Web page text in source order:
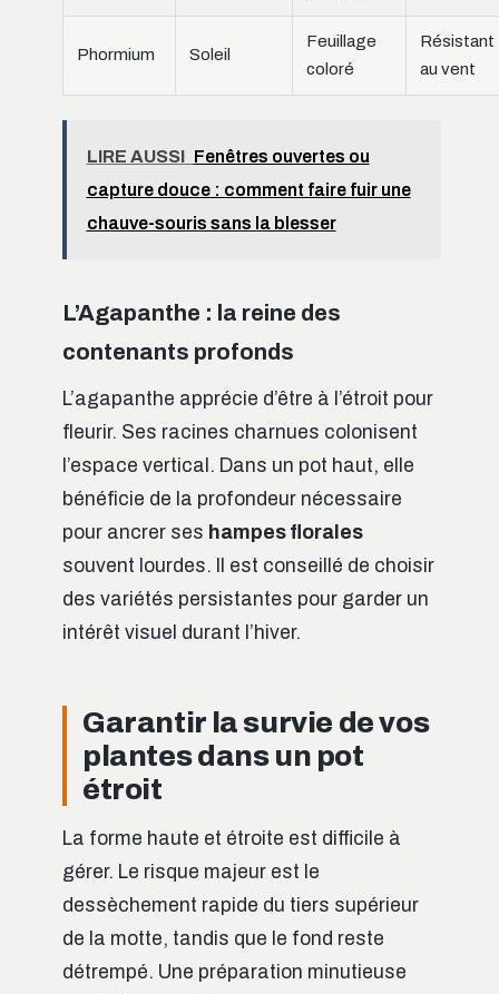
Phormium Soleil
Feuillage
coloré
Résistant
au vent
LIRE AUSSI Fenêtres ouvertes ou
capture douce : comment faire fuir une
chauve-souris sans la blesser
L’Agapanthe : la reine des
contenants profonds
L’agapanthe apprécie d’être à l’étroit pour
fleurir. Ses racines charnues colonisent
l’espace vertical. Dans un pot haut, elle
bénéficie de la profondeur nécessaire
pour ancrer ses hampes florales
souvent lourdes. Il est conseillé de choisir
des variétés persistantes pour garder un
intérêt visuel durant l’hiver.
Garantir la survie de vos
plantes dans un pot
étroit
La forme haute et étroite est difficile à
gérer. Le risque majeur est le
dessèchement rapide du tiers supérieur
de la motte, tandis que le fond reste
détrempé. Une préparation minutieuse